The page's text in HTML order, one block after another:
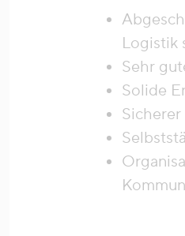
Logistik
Sehr
Solide